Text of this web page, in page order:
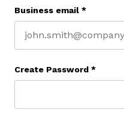
Business email *
Create Password *